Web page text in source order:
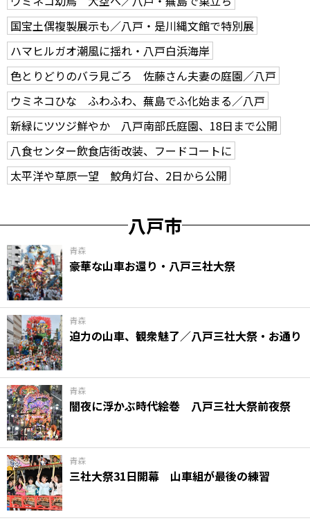
国宝土偶複製展示も／八戸・是川縄文館で特別展
ハマヒルガオ潮風に揺れ・八戸白浜海岸
色とりどりのバラ見ごろ 佐藤さん夫妻の庭園／八戸
ウミネコひな ふわふわ、蕪島でふ化始まる／八戸
新緑にツツジ鮮やか 八戸南部氏庭園、18日まで公開
八食センター飲食店街改装、フードコートに
太平洋や草原一望 鮫角灯台、2日から公開
八戸市
青森
豪華な山車お還り・八戸三社大祭
青森
迫力の山車、観衆魅了／八戸三社大祭・お通り
青森
闇夜に浮かぶ時代絵巻 八戸三社大祭前夜祭
青森
三社大祭31日開幕 山車組が最後の練習